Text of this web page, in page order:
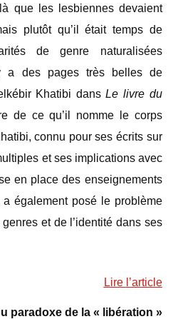
que les lesbiennes devaient
plutôt qu’il était temps de
de genre naturalisées
a des pages très belles de
Khatibi dansLe livre du
de ce qu’il nomme le corps
connu pour ses écrits sur
et ses implications avec
en place des enseignements
également posé le problème
et de l’identité dans ses
Lire l’article
paradoxe de la « libération »